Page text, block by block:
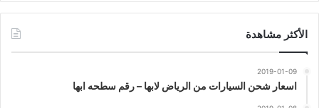
الأكثر مشاهدة
2019-01-09
اسعار شحن السيارات من الرياض لابها – رقم سطحه ابها